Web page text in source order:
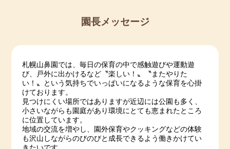
園長メッセージ
札幌山鼻園では、毎日の保育の中で感触遊びや運動遊
び、戸外に出かけるなど〝楽しい！〟〝またやりた
い！〟という気持ちでいっぱいになるような保育を心掛
けております。
見つけにくい場所ではありますが近辺には公園も多く、
小さいながらも園庭があり環境にとても恵まれたところ
に位置しています。
地域の交流を増やし、園外保育やクッキングなどの体験
も沢山しながらのびのびと成長できるよう働きかけてい